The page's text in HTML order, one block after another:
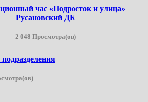
час «Подросток и улица»
Русановский ДК
2 048 Просмотра(ов)